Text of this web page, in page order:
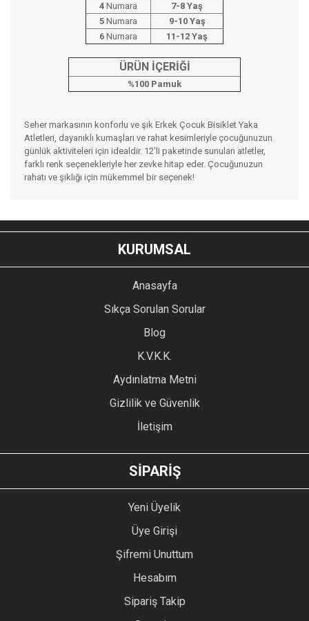
4 Numara
7-8 Yaş
5 Numara
9-10 Yaş
6 Numara 11-12 Yaş
ÜRÜN İÇERİĞİ
%100 Pamuk
Seher markasının konforlu ve şık Erkek Çocuk Bisiklet Yaka
Atletleri, dayanıklı kumaşları ve rahat kesimleriyle çocuğunuzun
günlük aktiviteleri için idealdir. 12'li paketinde sunulan atletler,
farklı renk seçenekleriyle her zevke hitap eder. Çocuğunuzun
rahatı ve şıklığı için mükemmel bir seçenek!
YORUM YAZ
Bu ürünün fiyat bilgisi, resim, ürün açıklamalarında ve diğer
konularda yetersiz gördüğünüz noktaları öneri formunu
kullanarak tarafımıza iletebilirsiniz.
Ürün resmi kalitesiz, bozuk veya görüntülenemiyor.
Ürün açıklamasında eksik bilgiler bulunuyor.
Ürün bilgilerinde hatalar bulunuyor.
Ürün fiyatı diğer sitelerden daha pahalı.
GÖNDER
KURUMSAL
Anasayfa
Sıkça Sorulan Sorular
Blog
K.V.K.K.
Aydınlatma Metni
Gizlilik ve Güvenlik
İletişim
SİPARİŞ
Yeni Üyelik
Üye Girişi
Şifremi Unuttum
Hesabım
Sipariş Takip